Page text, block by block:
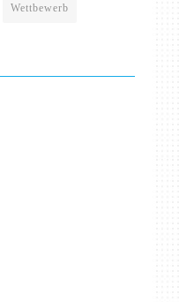
Wettbewerb